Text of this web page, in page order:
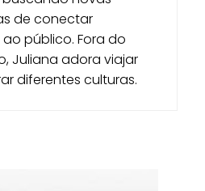
de conectar
público. Fora do
Juliana adora viajar
diferentes culturas.